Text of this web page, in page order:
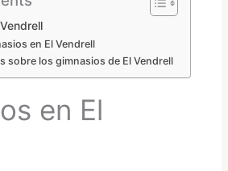
en El Vendrell
sobre los gimnasios de El Vendrell
en El